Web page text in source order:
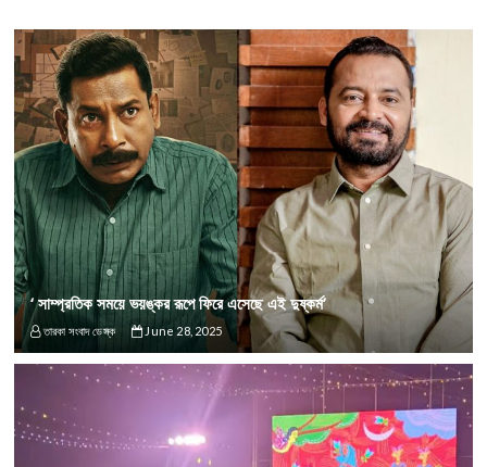
‘ সাম্প্রতিক সময়ে ভয়ঙ্কর রূপে ফিরে এসেছে এই দুষ্কর্ম’
তারকা সংবাদ ডেস্ক June 28, 2025